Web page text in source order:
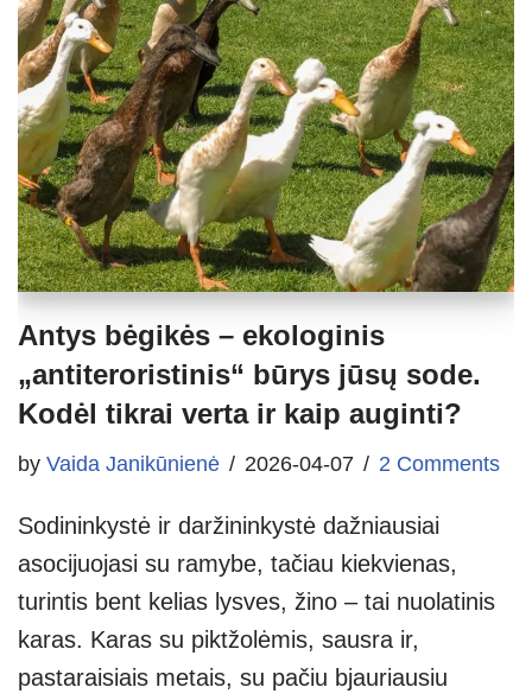
Antys bėgikės – ekologinis
„antiteroristinis“ būrys jūsų sode.
Kodėl tikrai verta ir kaip auginti?
by Vaida Janikūnienė 2026-04-07 2 Comments
Sodininkystė ir daržininkystė dažniausiai
asocijuojasi su ramybe, tačiau kiekvienas,
turintis bent kelias lysves, žino – tai nuolatinis
karas. Karas su piktžolėmis, sausra ir,
pastaraisiais metais, su pačiu bjauriausiu